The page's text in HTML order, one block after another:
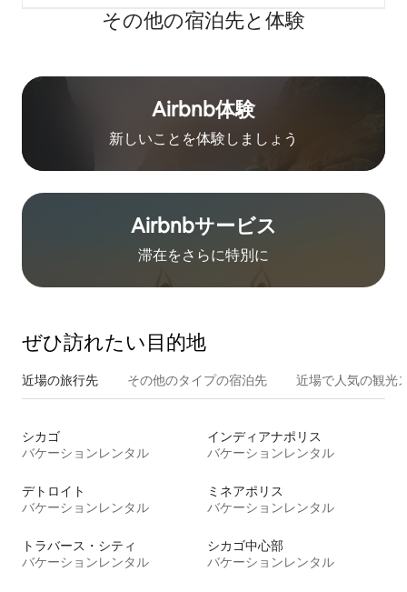
その他の宿⁠泊⁠先と体⁠験
Airbnb体験
新しいことを体験しましょう
Airbnb⁠サ⁠ー⁠ビ⁠ス
滞在をさ⁠ら⁠に特⁠別⁠に
ぜひ訪⁠れ⁠た⁠い目⁠的⁠地
近場の旅行先 その他のタ⁠イ⁠プ⁠の宿⁠泊⁠先 近場で人気の観光
シカゴ
バケーションレンタル
インディアナポリス
バケーションレンタル
デトロイト
バケーションレンタル
ミネアポリス
バケーションレンタル
トラバース・シティ
バケーションレンタル
シカゴ中心部
バケーションレンタル